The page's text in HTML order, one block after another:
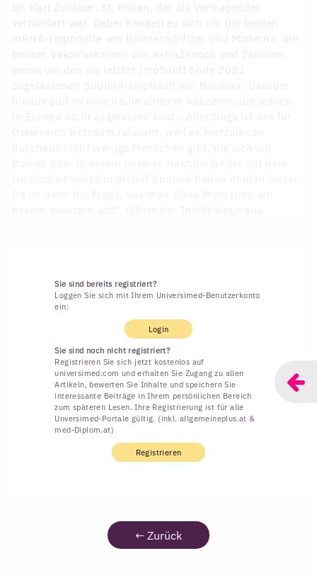
Dr. Karl Zwiauer, St. Pölten, der als Vortragender
Sie sind bereits registriert?
Loggen Sie sich mit Ihrem Universimed-Benutzerkonto
ein:
Login
Sie sind noch nicht registriert?
Registrieren Sie sich jetzt kostenlos auf
universimed.com und erhalten Sie Zugang zu allen
Artikeln, bewerten Sie Inhalte und speichern Sie
interessante Beiträge in Ihrem persönlichen Bereich
zum späteren Lesen. Ihre Registrierung ist für alle
Unversimed-Portale gültig. (inkl. allgemeineplus.at &
med-Diplom.at)
Registrieren
← Zurück